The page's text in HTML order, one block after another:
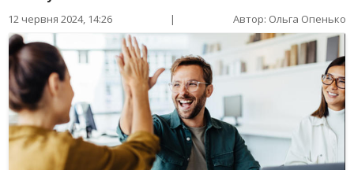
12 червня 2024, 14:26 | Автор: Ольга Опенько